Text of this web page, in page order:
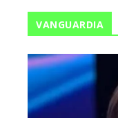
VANGUARDIA